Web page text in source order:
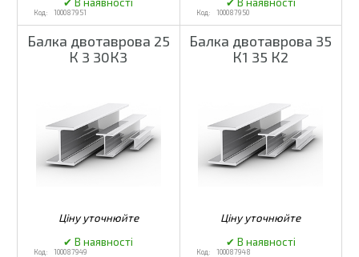
100087951 100087950
Балка двотаврова 25
К 3 30К3
100087949
Балка двотаврова 35
К1 35 К2
100087948